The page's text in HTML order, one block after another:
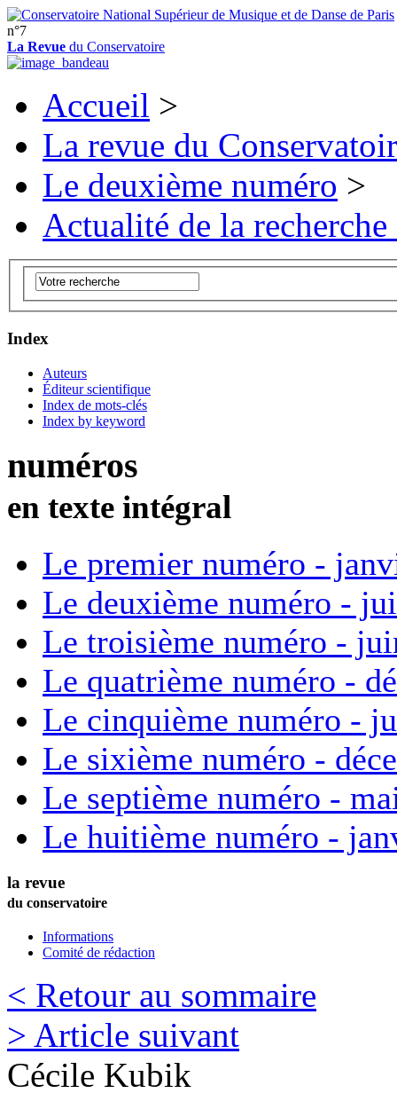
n°7
La Revue du Conservatoire
Accueil >
La revue du
Le deuxième numéro >
Actualité de la
Index
Auteurs
Éditeur scientifique
Index de mots-clés
Index by keyword
numéros
en texte intégral
Le premier numéro -
Le deuxième numéro -
Le troisième numéro -
Le quatrième numéro -
Le cinquième numéro -
Le sixième numéro -
Le septième numéro -
Le huitième numéro -
la revue
du conservatoire
Informations
Comité de rédaction
< Retour au sommaire
> Article suivant
Cécile Kubik